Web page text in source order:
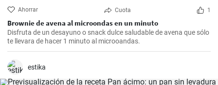
Ahorrar Cuota 1
Brownie de avena al microondas en un minuto
Disfruta de un desayuno o snack dulce saludable de avena que sólo
te llevara de hacer 1 minuto al microoandas.
estika